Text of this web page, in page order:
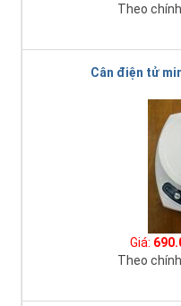
Theo
Cân điện tử
Giá:
Theo